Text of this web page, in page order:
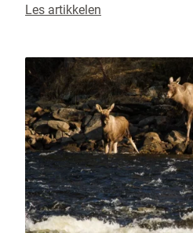
Les artikkelen